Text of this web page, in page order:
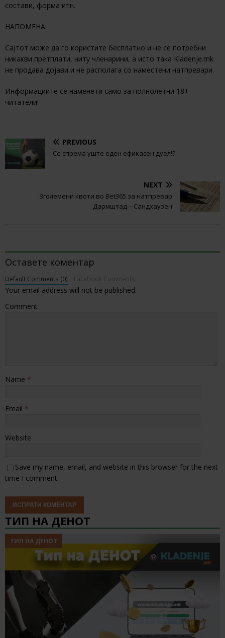
состави, форма итн.
НАПОМЕНА:
Сајтот може да го користите бесплатно и не се потребни
никакви претплати, ниту членарини, а исто така Kladenje.mk
не продава дојави и не располага со наместени натпревари.
Информациите се наменети само за полнолетни 18+
читатели!
PREVIOUS
Се спрема уште еден ефикасен дуел!?
NEXT
Зголемени квоти во Bet365 за натпревар
Дармштад – Сандхаузен
Оставете коментар
Default Comments (0)
Your email address will not be published.
Comment
Name *
Email *
Website
Save my name, email, and website in this browser for the next
time I comment.
ТИП НА ДЕНОТ
ТИП НА ДЕНОТ